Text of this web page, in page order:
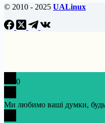
© 2010 - 2025 UALinux
0
Ми любимо ваші думки, будь